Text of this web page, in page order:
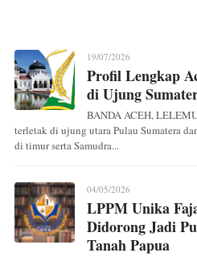
19/07/2026
Profil Lengkap
di Ujung
BANDA ACEH,
terletak di ujung utara Pulau Sumatera
di timur serta Samudra...
04/05/2026
LPPM Unika
Didorong Jadi
Tanah Papua